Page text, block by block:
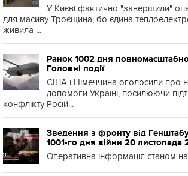
У Києві фактично "завершили"
для масиву Троєщина, бо єдина
живила ...
Ранок 1002 дня
Головні події
США і Німеччина оголосили про
допомоги Україні, посилюючи
конфлікту Росій...
Зведення з фронту від
1001-го дня війни 20 листопада
Оперативна інформація станом